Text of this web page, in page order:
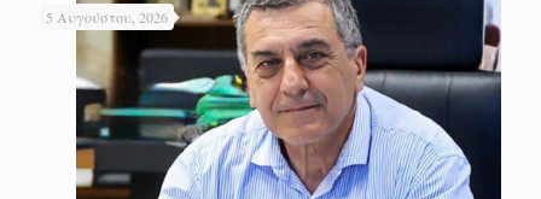
5 Αυγούστου, 2026